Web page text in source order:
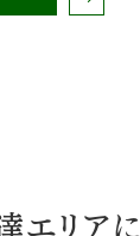
エリア